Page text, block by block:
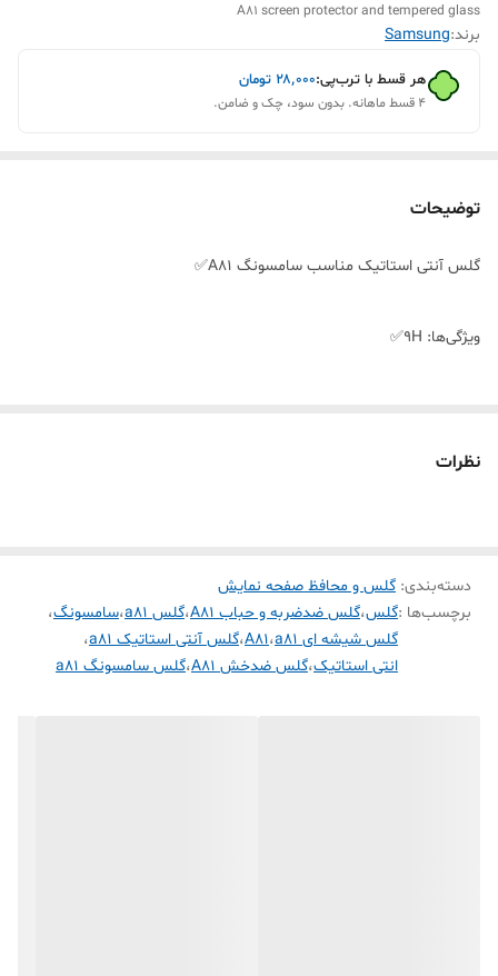
A81 screen protector and tempered glass
برند:Samsung
هر قسط با ترب‌پی:۲۸٬۰۰۰ تومان
۴ قسط ماهانه. بدون سود، چک و ضامن.
توضیحات
گلس آنتی استاتیک مناسب سامسونگ A81✅
ویژگی‌ها: 9H✅
مقاوم در برابر چربی و اثرانگشت✅
نظرات
دسته‌بندی: گلس و محافظ صفحه نمایش
برچسب‌ها :گلس،گلس ضدضربه و حباب A81 ،گلس a81 ،سامسونگ،
گلس شیشه ای a81
،A81،گلس آنتی استاتیک a81
،
انتی استاتیک،گلس ضدخش A81 ،گلس سامسونگ a81